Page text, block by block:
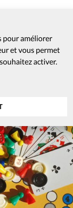
pour améliorer
et vous permet
activer.
pendant 14